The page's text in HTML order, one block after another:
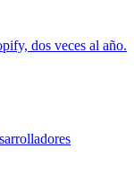
dos veces al año.